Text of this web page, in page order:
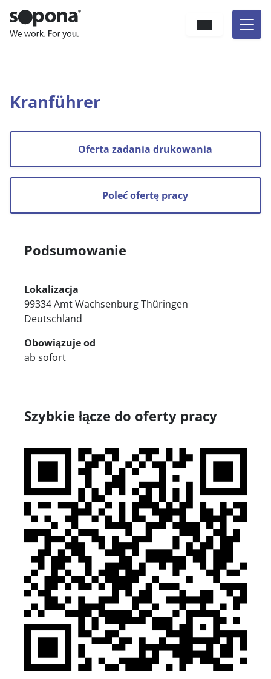
Hauptnavigation
Zum Inhalt
Sprache
Kranführer
Oferta zadania drukowania
Poleć ofertę pracy
Podsumowanie
Lokalizacja
99334 Amt Wachsenburg Thüringen
Deutschland
Obowiązuje od
ab sofort
Szybkie łącze do oferty pracy